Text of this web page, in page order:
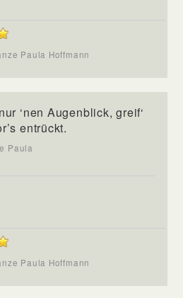
Paula Hoffmann
‘nen Augenblick, greif‘
entrückt.
Paula
Paula Hoffmann